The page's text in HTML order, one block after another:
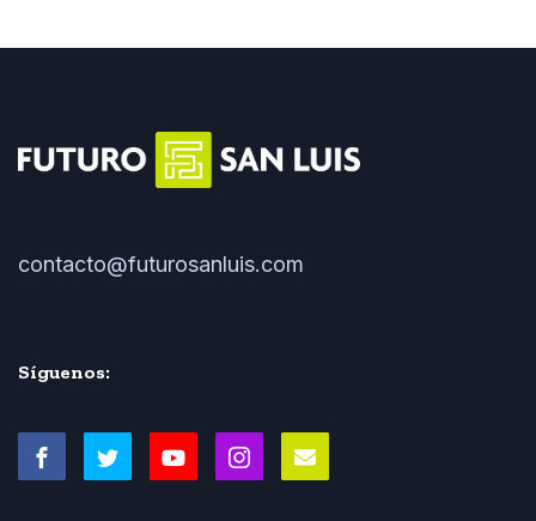
contacto@futurosanluis.com
Síguenos: